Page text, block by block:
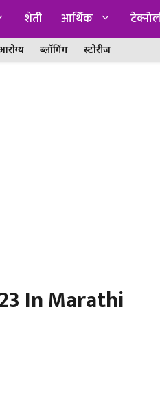
शेती आर्थिक
ब्लॉगिंग स्टोरीज
In Marathi